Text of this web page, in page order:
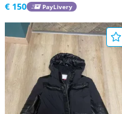
€ 150
PayLivery